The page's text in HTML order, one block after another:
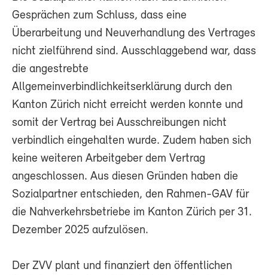
Gesprächen zum Schluss, dass eine
Überarbeitung und Neuverhandlung des Vertrages
nicht zielführend sind. Ausschlaggebend war, dass
die angestrebte
Allgemeinverbindlichkeitserklärung durch den
Kanton Zürich nicht erreicht werden konnte und
somit der Vertrag bei Ausschreibungen nicht
verbindlich eingehalten wurde. Zudem haben sich
keine weiteren Arbeitgeber dem Vertrag
angeschlossen. Aus diesen Gründen haben die
Sozialpartner entschieden, den Rahmen-GAV für
die Nahverkehrsbetriebe im Kanton Zürich per 31.
Dezember 2025 aufzulösen.
Der ZVV plant und finanziert den öffentlichen